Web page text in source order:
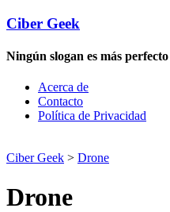
Ciber Geek
Ningún slogan es más
Acerca de
Contacto
Política de Privacidad
Ciber Geek > Drone
Drone